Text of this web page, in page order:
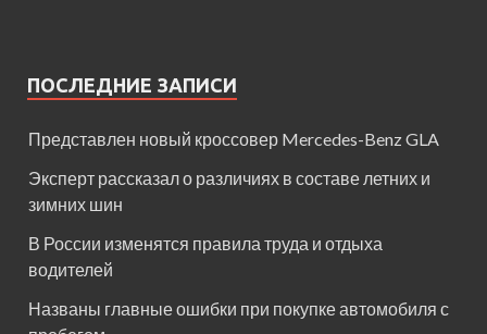
ПОСЛЕДНИЕ ЗАПИСИ
Представлен новый кроссовер Mercedes-Benz GLA
Эксперт рассказал о различиях в составе летних и
зимних шин
В России изменятся правила труда и отдыха
водителей
Названы главные ошибки при покупке автомобиля с